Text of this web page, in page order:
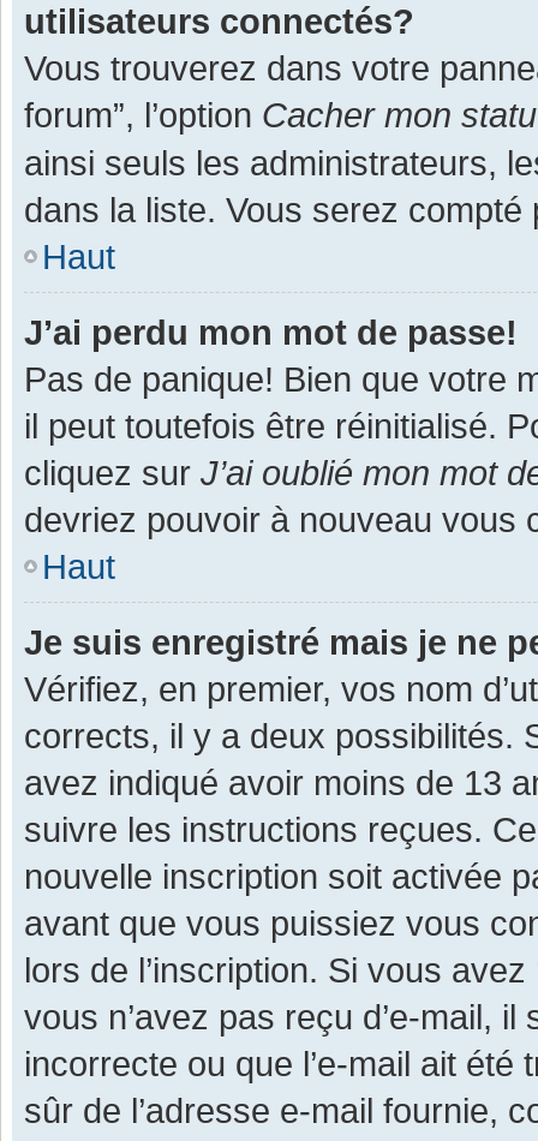
utilisateurs connectés?
Vous trouverez dans votre
forum”, l’option Cacher mon
ainsi seuls les administrateurs,
dans la liste. Vous serez
Haut
J’ai perdu mon mot de passe!
Pas de panique! Bien que votre
il peut toutefois être réinitialisé.
cliquez sur J’ai oublié mon mot
devriez pouvoir à nouveau vous
Haut
Je suis enregistré mais je ne
Vérifiez, en premier, vos nom
corrects, il y a deux possibilités.
avez indiqué avoir moins de 13
suivre les instructions reçues.
nouvelle inscription soit activée
avant que vous puissiez vous
lors de l’inscription. Si vous
vous n’avez pas reçu d’e-mail,
incorrecte ou que l’e-mail ait
sûr de l’adresse e-mail fournie,